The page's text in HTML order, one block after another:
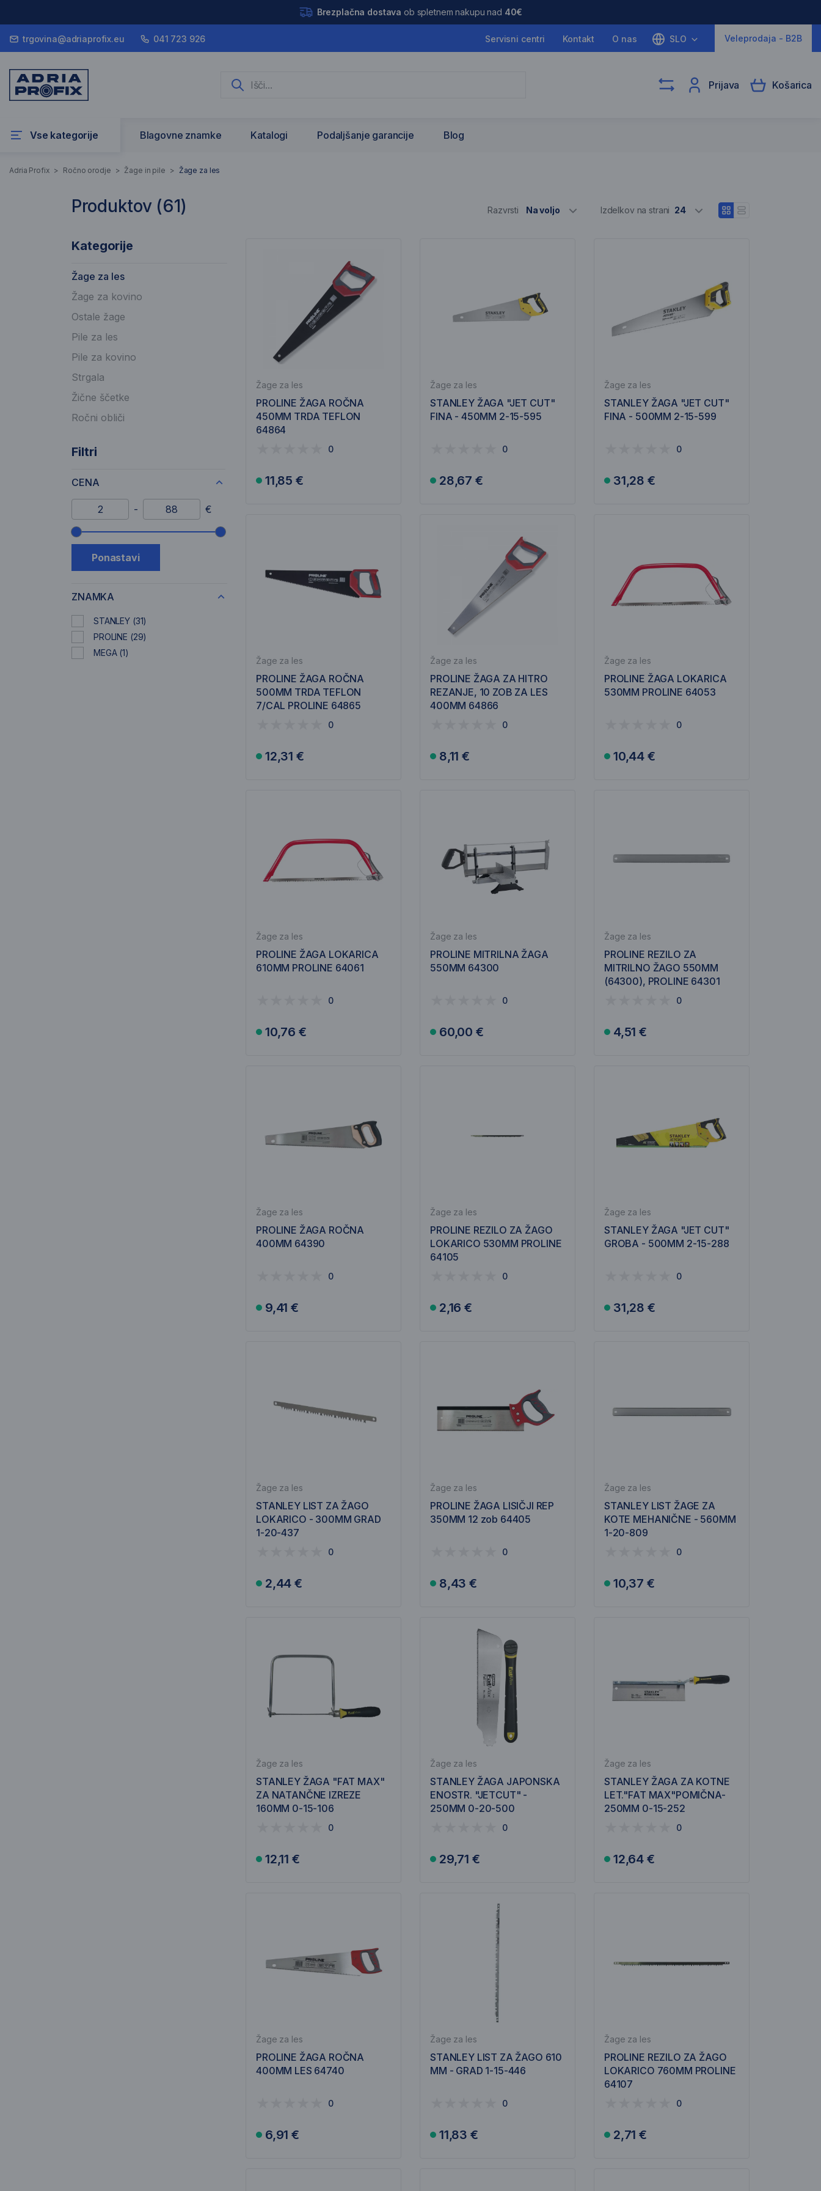
Brezplačna dostava ob spletnem nakupu nad 40€
trgovina@adriaprofix.eu 041 723 926 Servisni centri Kontakt O nas SLO Veleprodaja - B2B
Prijava Košarica
Vse kategorije Blagovne znamke Katalogi Podaljšanje garancije Blog
Žage za les
Adria Profix > Ročno orodje > Žage in pile > Žage za les
Produktov (61)
61 Rezultati iskanja
Razvrsti Na voljo Izdelkov na strani 24 Izber različne
Odpri pogled blokov
Odpri vrstični
Kategorije
Žage za les
Žage za kovino
Ostale žage
Pile za les
Pile za kovino
Strgala
Žične ščetke
Ročni obliči
Filtri
CENA
Minimalni znesek
- Maksimalni znesek
€
Drsnik cenovnega razpona
Ponastavi
ZNAMKA
STANLEY (31)
PROLINE (29)
MEGA (1)
Žage za les
PROLINE ŽAGA ROČNA
450MM TRDA TEFLON
64864
0
11,85 €
Žage za les
STANLEY ŽAGA "JET CUT"
FINA - 450MM 2-15-595
0
28,67 €
Žage za les
STANLEY ŽAGA "JET CUT"
FINA - 500MM 2-15-599
0
31,28 €
Žage za les
PROLINE ŽAGA ROČNA
500MM TRDA TEFLON
7/CAL PROLINE 64865
0
12,31 €
Žage za les
PROLINE ŽAGA ZA HITRO
REZANJE, 10 ZOB ZA LES
400MM 64866
0
8,11 €
Žage za les
PROLINE ŽAGA LOKARICA
530MM PROLINE 64053
0
10,44 €
Žage za les
PROLINE ŽAGA LOKARICA
610MM PROLINE 64061
0
10,76 €
Žage za les
PROLINE MITRILNA ŽAGA
550MM 64300
0
60,00 €
Žage za les
PROLINE REZILO ZA
MITRILNO ŽAGO 550MM
(64300), PROLINE 64301
0
4,51 €
Žage za les
PROLINE ŽAGA ROČNA
400MM 64390
0
9,41 €
Žage za les
PROLINE REZILO ZA ŽAGO
LOKARICO 530MM PROLINE
64105
0
2,16 €
Žage za les
STANLEY ŽAGA "JET CUT"
GROBA - 500MM 2-15-288
0
31,28 €
Žage za les
STANLEY LIST ZA ŽAGO
LOKARICO - 300MM GRAD
1-20-437
0
2,44 €
Žage za les
PROLINE ŽAGA LISIČJI REP
350MM 12 zob 64405
0
8,43 €
Žage za les
STANLEY LIST ŽAGE ZA
KOTE MEHANIČNE - 560MM
1-20-809
0
10,37 €
Žage za les
STANLEY ŽAGA "FAT MAX"
ZA NATANČNE IZREZE
160MM 0-15-106
0
12,11 €
Žage za les
STANLEY ŽAGA JAPONSKA
ENOSTR. "JETCUT" -
250MM 0-20-500
0
29,71 €
Žage za les
STANLEY ŽAGA ZA KOTNE
LET."FAT MAX"POMIČNA-
250MM 0-15-252
0
12,64 €
Žage za les
PROLINE ŽAGA ROČNA
400MM LES 64740
0
6,91 €
Žage za les
STANLEY LIST ZA ŽAGO 610
MM - GRAD 1-15-446
0
11,83 €
Žage za les
PROLINE REZILO ZA ŽAGO
LOKARICO 760MM PROLINE
64107
0
2,71 €